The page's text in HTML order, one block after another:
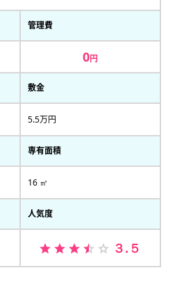
管理費
0円
敷金
5.5万円
専有面積
16 ㎡
人気度
３.５